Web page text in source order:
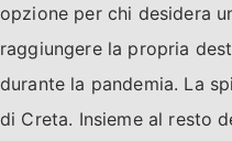
opzione per chi desidera
raggiungere la propria
durante la pandemia. La
di Creta. Insieme al resto